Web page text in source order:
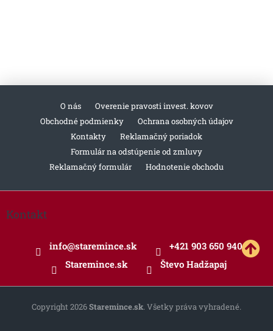
O nás
Overenie pravosti invest. kovov
Obchodné podmienky
Ochrana osobných údajov
Kontakty
Reklamačný poriadok
Formulár na odstúpenie od zmluvy
Reklamačný formulár
Hodnotenie obchodu
Z
p
Kontakt
info@staremince.sk
+421 903 650 940
Staremince.sk
Števo Hadžapaj
Copyright 2026Staremince.sk. Všetky práva vyhradené.